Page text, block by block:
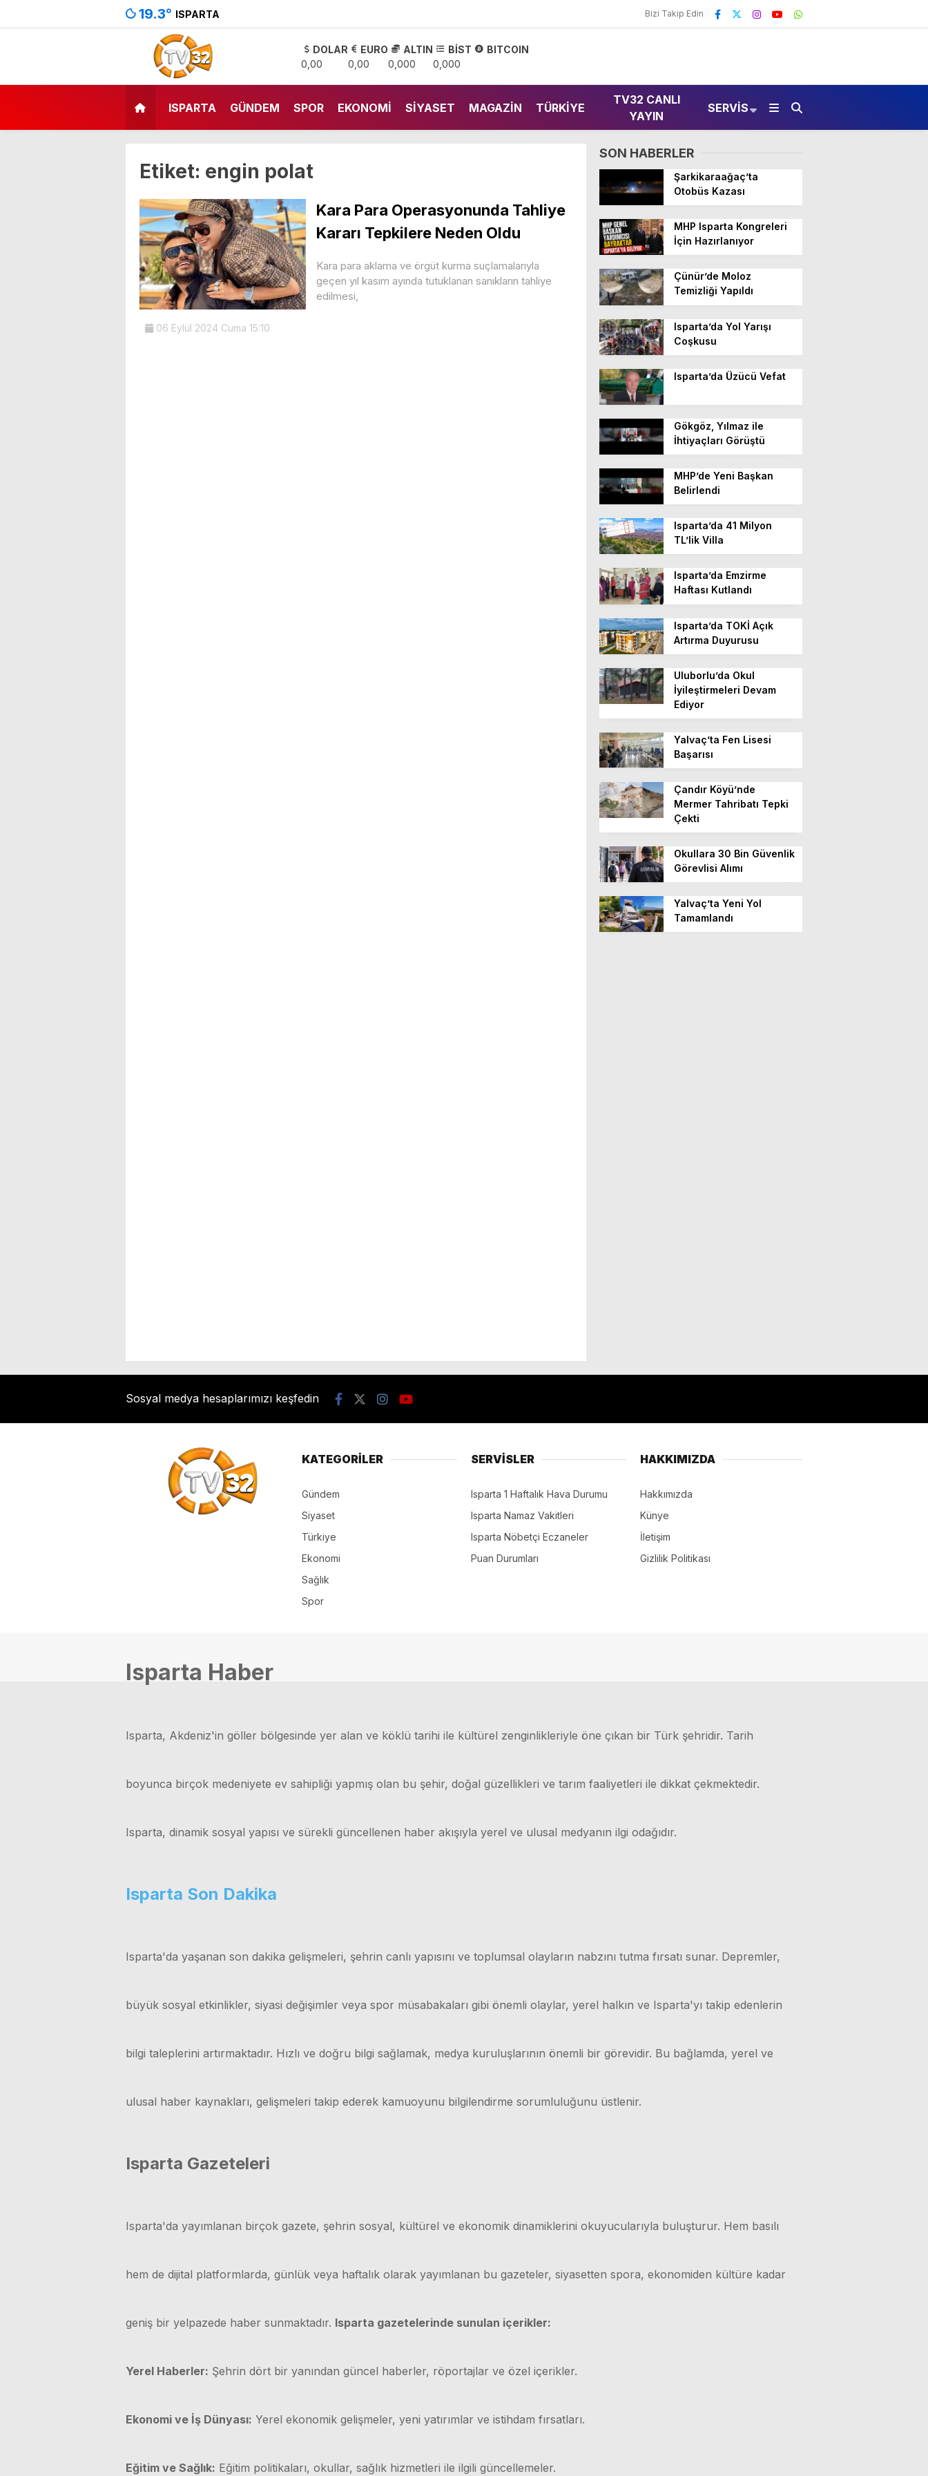
19.3° ISPARTA Bizi Takip Edin
DOLAR
0,00
EURO
0,00
ALTIN
0,000
BİST
0,000
BITCOIN
ISPARTA GÜNDEM SPOR EKONOMI SIYASET MAGAZIN TÜRKIYE
TV32 CANLI
YAYIN
SERVIS
Etiket: engin polat
Kara Para Operasyonunda Tahliye
Kararı Tepkilere Neden Oldu
Kara para aklama ve örgüt kurma suçlamalarıyla
geçen yıl kasım ayında tutuklanan sanıkların tahliye
edilmesi,
06 Eylül 2024 Cuma 15:10
SON HABERLER
Şarkikaraağaç’ta
Otobüs Kazası
MHP Isparta Kongreleri
İçin Hazırlanıyor
Çünür’de Moloz
Temizliği Yapıldı
Isparta’da Yol Yarışı
Coşkusu
Isparta’da Üzücü Vefat
Gökgöz, Yılmaz ile
İhtiyaçları Görüştü
MHP’de Yeni Başkan
Belirlendi
Isparta’da 41 Milyon
TL’lik Villa
Isparta’da Emzirme
Haftası Kutlandı
Isparta’da TOKİ Açık
Artırma Duyurusu
Uluborlu’da Okul
İyileştirmeleri Devam
Ediyor
Yalvaç’ta Fen Lisesi
Başarısı
Çandır Köyü’nde
Mermer Tahribatı Tepki
Çekti
Okullara 30 Bin Güvenlik
Görevlisi Alımı
Yalvaç’ta Yeni Yol
Tamamlandı
Sosyal medya hesaplarımızı keşfedin
KATEGORİLER
Gündem
Siyaset
Türkiye
Ekonomi
Sağlık
Spor
SERVİSLER
Isparta 1 Haftalık Hava Durumu
Isparta Namaz Vakitleri
Isparta Nöbetçi Eczaneler
Puan Durumları
HAKKIMIZDA
Hakkımızda
Künye
İletişim
Gizlilik Politikası
Isparta Haber
Isparta, Akdeniz'in göller bölgesinde yer alan ve köklü tarihi ile kültürel zenginlikleriyle öne çıkan bir Türk şehridir. Tarih
boyunca birçok medeniyete ev sahipliği yapmış olan bu şehir, doğal güzellikleri ve tarım faaliyetleri ile dikkat çekmektedir.
Isparta, dinamik sosyal yapısı ve sürekli güncellenen haber akışıyla yerel ve ulusal medyanın ilgi odağıdır.
Isparta Son Dakika
Isparta'da yaşanan son dakika gelişmeleri, şehrin canlı yapısını ve toplumsal olayların nabzını tutma fırsatı sunar. Depremler,
büyük sosyal etkinlikler, siyasi değişimler veya spor müsabakaları gibi önemli olaylar, yerel halkın ve Isparta'yı takip edenlerin
bilgi taleplerini artırmaktadır. Hızlı ve doğru bilgi sağlamak, medya kuruluşlarının önemli bir görevidir. Bu bağlamda, yerel ve
ulusal haber kaynakları, gelişmeleri takip ederek kamuoyunu bilgilendirme sorumluluğunu üstlenir.
Isparta Gazeteleri
Isparta'da yayımlanan birçok gazete, şehrin sosyal, kültürel ve ekonomik dinamiklerini okuyucularıyla buluşturur. Hem basılı
hem de dijital platformlarda, günlük veya haftalık olarak yayımlanan bu gazeteler, siyasetten spora, ekonomiden kültüre kadar
geniş bir yelpazede haber sunmaktadır. Isparta gazetelerinde sunulan içerikler:
Yerel Haberler: Şehrin dört bir yanından güncel haberler, röportajlar ve özel içerikler.
Ekonomi ve İş Dünyası: Yerel ekonomik gelişmeler, yeni yatırımlar ve istihdam fırsatları.
Eğitim ve Sağlık: Eğitim politikaları, okullar, sağlık hizmetleri ile ilgili güncellemeler.